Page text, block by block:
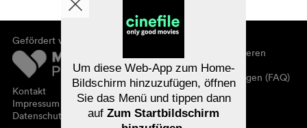
Gefördert von
Kontakt
Impressum
Datenschutz
Registrieren/abonnieren
Newsletter
Häufig gestellte Fragen (FAQ)
Gutscheine
Um diese Web-App zum Home-
Bildschirm hinzuzufügen, öffnen
Sie das Menü und tippen dann
auf Zum Startbildschirm